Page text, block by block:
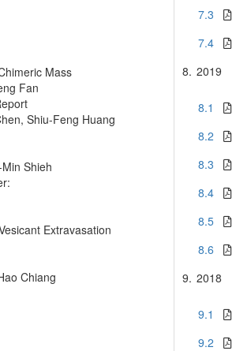
Mass
Fan
Shiu-Feng Huang
Shieh
Extravasation
Chiang
7.3
7.4
8. 2019
8.1
8.2
8.3
8.4
8.5
8.6
9. 2018
9.1
9.2